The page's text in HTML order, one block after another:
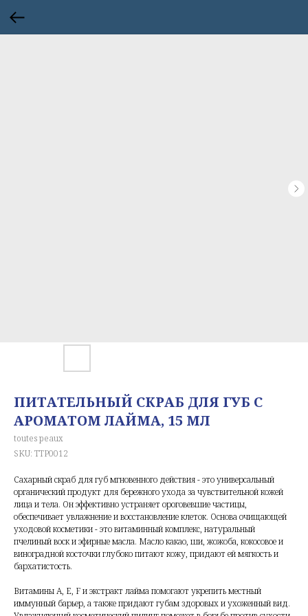
ПИТАТЕЛЬНЫЙ СКРАБ ДЛЯ ГУБ С
АРОМАТОМ ЛАЙМА, 15 МЛ
toutes peaux
SKU: TTP0012
Сахарный скраб для губ мгновенного действия - это универсальный
органический продукт для бережного ухода за чувствительной кожей
лица и тела. Он эффективно устраняет ороговевшие частицы,
обеспечивает увлажнение и восстановление клеток. Основа очищающей
уходовой косметики - это витаминный комплекс, натуральный
пчелиный воск и эфирные масла. Масло какао, ши, жожоба, кокосовое и
виноградной косточки глубоко питают кожу, придают ей мягкость и
бархатистость.
Витамины А, Е, F и экстракт лайма помогают укрепить местный
иммунный барьер, а также придают губам здоровых и ухоженный вид.